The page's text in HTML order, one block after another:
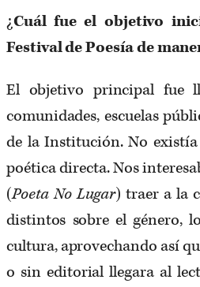
¿Cuál fue el objetivo
Festival de Poesía de
El objetivo principal fue
comunidades, escuelas
de la Institución. No
poética directa. Nos
(Poeta No Lugar) traer a la
distintos sobre el género,
cultura, aprovechando así
o sin editorial llegara al